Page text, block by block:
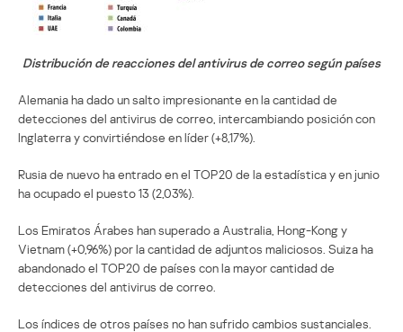
Distribución de reacciones del antivirus de correo según países
Alemania ha dado un salto impresionante en la cantidad de
detecciones del antivirus de correo, intercambiando posición con
Inglaterra y convirtiéndose en líder (+8,17%).
Rusia de nuevo ha entrado en el TOP20 de la estadística y en junio
ha ocupado el puesto 13 (2,03%).
Los Emiratos Árabes han superado a Australia, Hong-Kong y
Vietnam (+0,96%) por la cantidad de adjuntos maliciosos. Suiza ha
abandonado el TOP20 de países con la mayor cantidad de
detecciones del antivirus de correo.
Los índices de otros países no han sufrido cambios sustanciales.